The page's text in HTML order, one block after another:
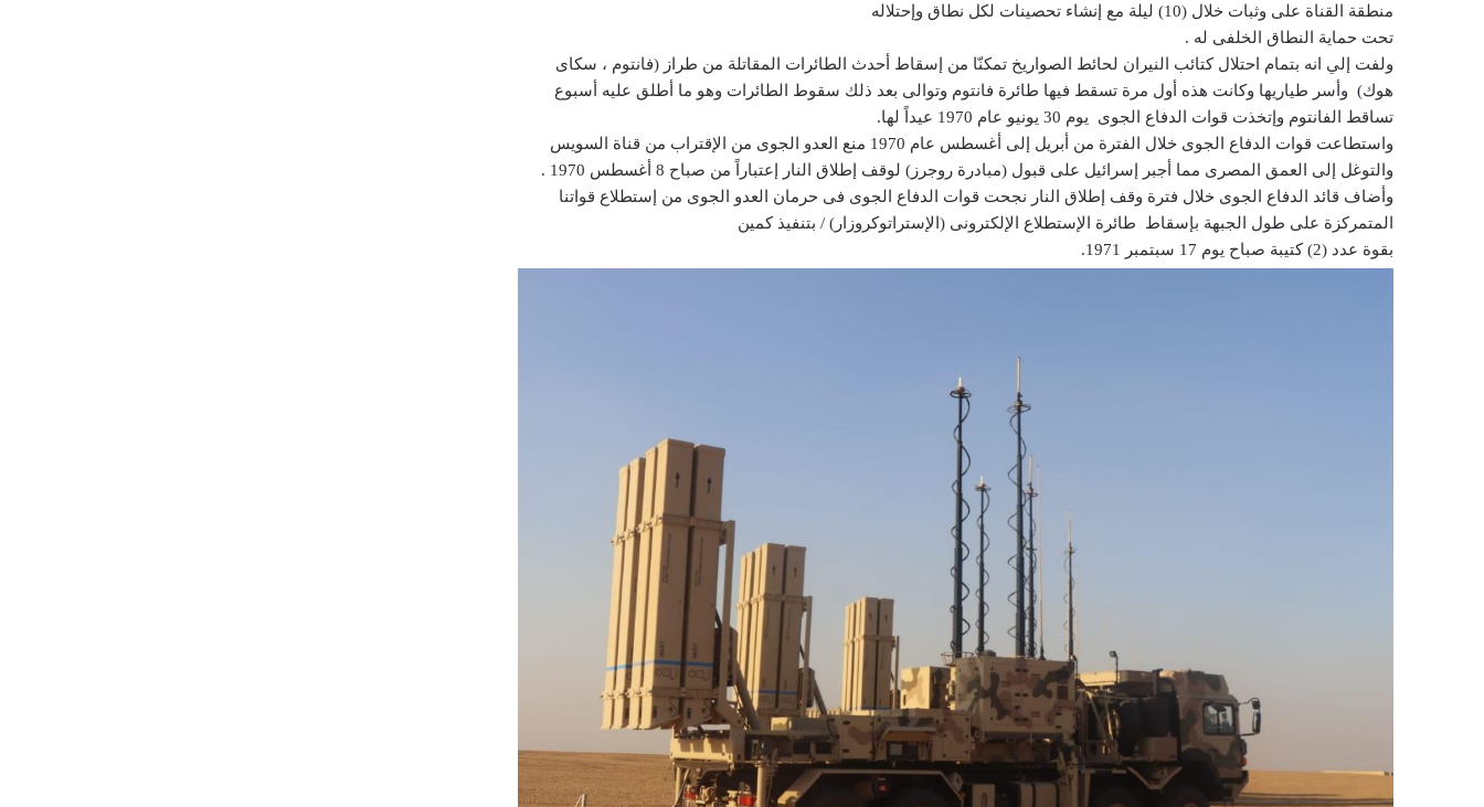
منطقة القناة على وثبات خلال (10) ليلة مع إنشاء تحصينات لكل نطاق وإحتلاله
تحت حماية النطاق الخلفى له .
ولفت إلي انه بتمام احتلال كتائب النيران لحائط الصواريخ تمكنّا من إسقاط أحدث الطائرات المقاتلة من طراز (فانتوم ، سكاى
هوك) وأسر طياريها وكانت هذه أول مرة تسقط فيها طائرة فانتوم وتوالى بعد ذلك سقوط الطائرات وهو ما أطلق عليه أسبوع
تساقط الفانتوم وإتخذت قوات الدفاع الجوى يوم 30 يونيو عام 1970 عيداً لها.
واستطاعت قوات الدفاع الجوى خلال الفترة من أبريل إلى أغسطس عام 1970 منع العدو الجوى من الإقتراب من قناة السويس
والتوغل إلى العمق المصرى مما أجبر إسرائيل على قبول (مبادرة روجرز) لوقف إطلاق النار إعتباراً من صباح 8 أغسطس 1970 .
وأضاف قائد الدفاع الجوى خلال فترة وقف إطلاق النار نجحت قوات الدفاع الجوى فى حرمان العدو الجوى من إستطلاع قواتنا
المتمركزة على طول الجبهة بإسقاط طائرة الإستطلاع الإلكترونى (الإستراتوكروزار) / بتنفيذ كمين
بقوة عدد (2) كتيبة صباح يوم 17 سبتمبر 1971.